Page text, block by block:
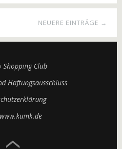
NEUERE EINTRÄGE →
Shopping Club
Haftungsausschluss
www.kumk.de